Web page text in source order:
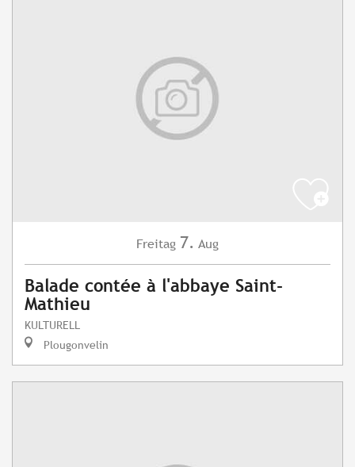
Freitag 7. Aug
Balade contée à l'abbaye Saint-
Mathieu
KULTURELL
Plougonvelin